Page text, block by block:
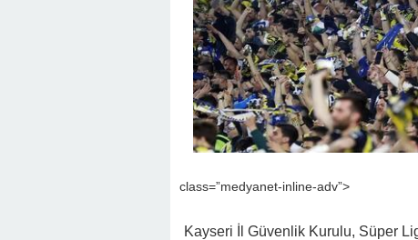
class=”medyanet-inline-adv”>
Kayseri İl Güvenlik Kurulu, Süper